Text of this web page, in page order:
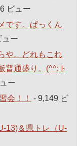
ビュー
です。ぱっくん
ュー
や。どれもこれ
普通盛り。(^^;ト
ー
会！！
- 9,149 ビ
13)＆県トレ（U-